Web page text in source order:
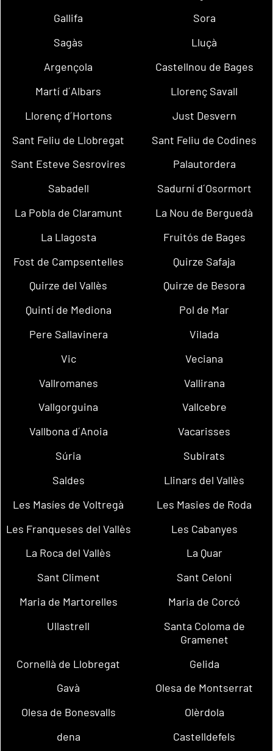
Gallifa
Sora
Sagàs
Lluçà
Argençola
Castellnou de Bages
Martí d´Albars
Llorenç Savall
Llorenç d´Hortons
Just Desvern
Sant Feliu de Llobregat
Sant Feliu de Codines
Sant Esteve Sesrovires
Palautordera
Sabadell
Sadurní d´Osormort
La Pobla de Claramunt
La Nou de Berguedà
La Llagosta
Fruitós de Bages
Fost de Campsentelles
Quirze Safaja
Quirze del Vallès
Quirze de Besora
Quintí de Mediona
Pol de Mar
Pere Sallavinera
Vilada
Vic
Veciana
Vallromanes
Vallirana
Vallgorguina
Vallcebre
Vallbona d´Anoia
Vacarisses
Súria
Subirats
Saldes
Llinars del Vallès
Les Masíes de Voltregà
Les Masies de Roda
Les Franqueses del Vallès
Les Cabanyes
La Roca del Vallès
La Quar
Sant Climent
Sant Celoni
Maria de Martorelles
Maria de Corcó
Ullastrell
Santa Coloma de
Gramenet
Cornellà de Llobregat
Gelida
Gavà
Olesa de Montserrat
Olesa de Bonesvalls
Olèrdola
dena
Castelldefels